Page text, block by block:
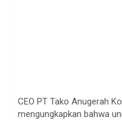
CEO PT Tako Anugerah
mengungkapkan bahwa